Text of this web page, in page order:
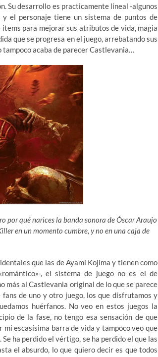
Su desarrollo es practicamente lineal -algunos
el personaje tiene un sistema de puntos de
para mejorar sus atributos de vida, magia
que se progresa en el juego, arrebatando sus
tampoco acaba de parecer Castlevania…
por qué narices la banda sonora de Óscar Araujo
en un momento cumbre, y no en una caja de
que las de Ayami Kojima y tienen como
, el sistema de juego no es el de
más al Castlevania original de lo que se parece
de uno y otro juego, los que disfrutamos y
huérfanos. No veo en estos juegos la
de la fase, no tengo esa sensación de que
escasísima barra de vida y tampoco veo que
ha perdido el vértigo, se ha perdido el que las
el absurdo, lo que quiero decir es que todos